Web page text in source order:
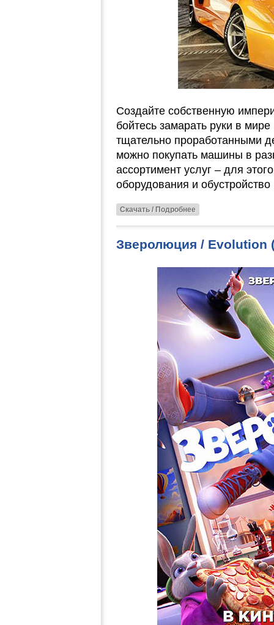
Создайте собственную
бойтесь замарать руки в
тщательно проработанными
можно покупать машины в
ассортимент услуг – для
оборудования и обустройство
Скачать / Подробнее
Зверолюция / Evolution